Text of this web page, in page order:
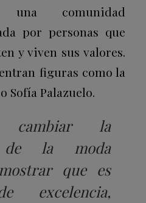
comunidad
por personas que
y viven sus valores.
figuras como la
Sofía Palazuelo.
cambiar la
de la moda
que es
excelencia,